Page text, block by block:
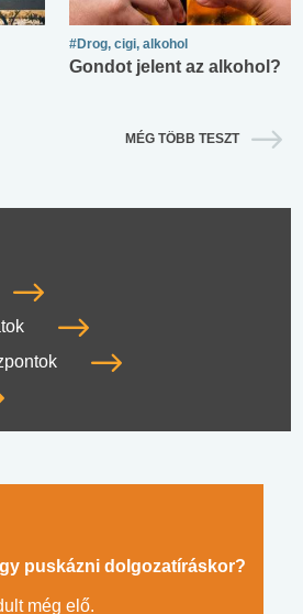
#Drog, cigi, alkohol
Gondot jelent az alkohol?
MÉG TÖBB TESZT
puskázni dolgozatíráskor?
még elő.